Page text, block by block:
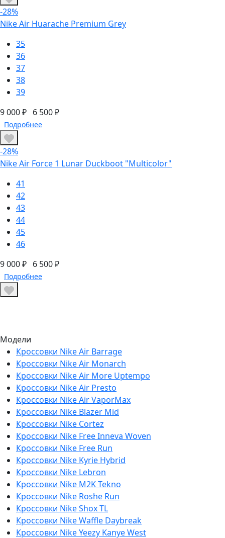
-28%
Nike Air Huarache Premium Grey
35
36
37
38
39
9 000 ₽ 6 500 ₽
Подробнее
-28%
Nike Air Force 1 Lunar Duckboot "Multicolor"
41
42
43
44
45
46
9 000 ₽ 6 500 ₽
Подробнее
Модели
Кроссовки Nike Air Barrage
Кроссовки Nike Air Monarch
Кроссовки Nike Air More Uptempo
Кроссовки Nike Air Presto
Кроссовки Nike Air VaporMax
Кроссовки Nike Blazer Mid
Кроссовки Nike Cortez
Кроссовки Nike Free Inneva Woven
Кроссовки Nike Free Run
Кроссовки Nike Kyrie Hybrid
Кроссовки Nike Lebron
Кроссовки Nike M2K Tekno
Кроссовки Nike Roshe Run
Кроссовки Nike Shox TL
Кроссовки Nike Waffle Daybreak
Кроссовки Nike Yeezy Kanye West